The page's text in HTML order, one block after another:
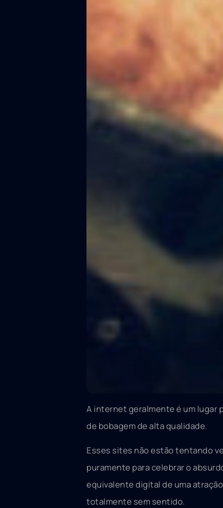
A internet geralmente é um lugar
de bobagem de alta qualidade.
Esses sites não estão tentando
puramente para celebrar o
equivalente digital de uma
totalmente sem sentido.